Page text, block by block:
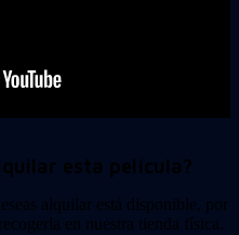
esta película?
alquilar está disponible, por
en nuestra tienda física.